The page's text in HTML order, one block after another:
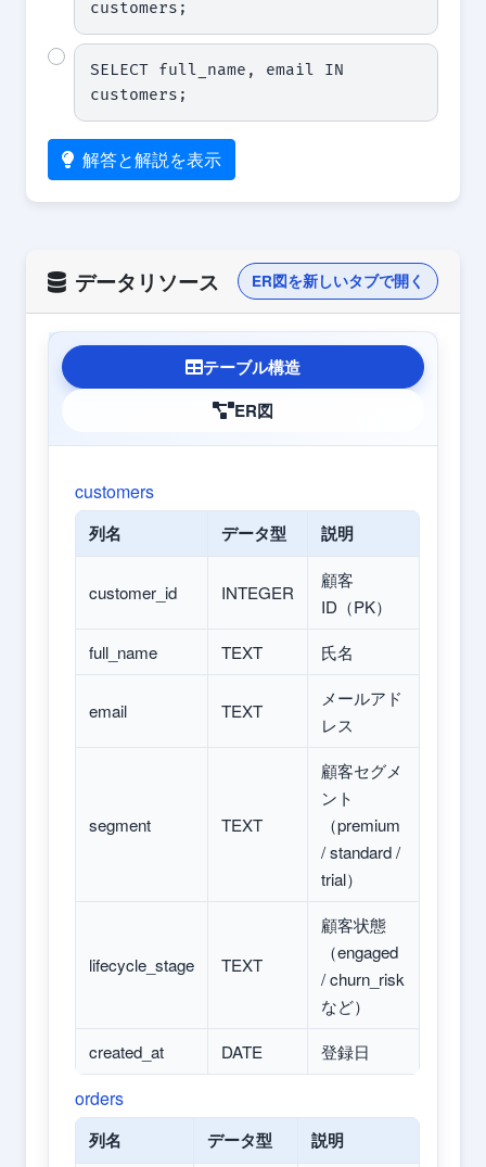
customers;
SELECT full_name, email IN
customers;
解答と解説を表示
データリソース ER図を新しいタブで開く
テーブル構造
ER図
customers
列名 データ型 説明
customer_id INTEGER
顧客
ID（PK）
full_name
TEXT 氏名
email TEXT
メールアド
レス
segment TEXT
顧客セグメ
ント
（premium
/ standard /
trial）
lifecycle_stage TEXT
顧客状態
（engaged
/ churn_risk
など）
created_at
DATE 登録日
orders
列名 データ型 説明